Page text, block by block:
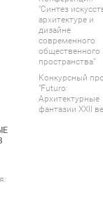
"Синтез
архитектуре и
дизайне
современного
общественного
пространства"
Конкурсный
"Futuro:
Архитектурные
фантазии XXII